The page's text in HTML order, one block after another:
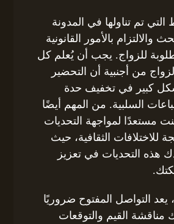
التي تم تناولها في المدونة
والالتزام بالأمور القانونية
للزواج. يجب أن يُعلم كل
من أجنبية أن التحضير
كبير في تخفيف حدة
السلبية. من المهم أيضًا
مستعدًا لمواجهة التحديات
للاختلافات الثقافية، حيث
هذه التحديات في تعزيز
التواصل المفتوح ضروريًا
مناقشة القيم والتوقعات